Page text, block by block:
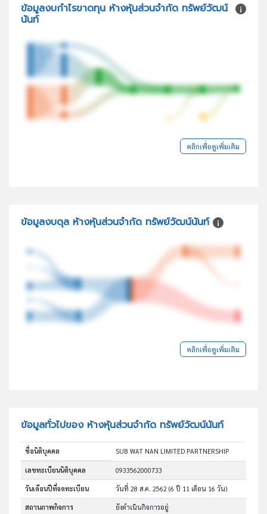
ข้อมูลงบกำไรขาดทุน ห้างหุ้นส่วนจำกัด ทรัพย์วัฒน์
นันท์
คลิกเพื่อดูเพิ่มเติม
ข้อมูลงบดุล ห้างหุ้นส่วนจำกัด ทรัพย์วัฒน์นันท์
คลิกเพื่อดูเพิ่มเติม
ข้อมูลทั่วไปของ ห้างหุ้นส่วนจำกัด ทรัพย์วัฒน์นันท์
ชื่อนิติบุคคล SUB WAT NAN LIMITED PARTNERSHIP
เลขทะเบียนนิติบุคคล 0933562000733
วันเดือนปีที่จดทะเบียน วันที่ 28 ส.ค. 2562(6 ปี 11 เดือน 16 วัน)
สถานภาพกิจการ ยังดำเนินกิจการอยู่